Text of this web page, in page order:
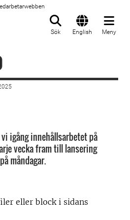
Sök English Meny
igång innehållsarbetet på
vecka fram till lansering
måndagar.
eller block i sidans